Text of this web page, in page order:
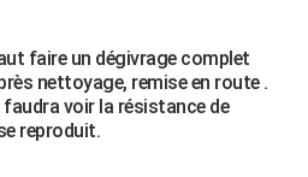
faire un dégivrage complet
nettoyage, remise en route .
voir la résistance de
reproduit.